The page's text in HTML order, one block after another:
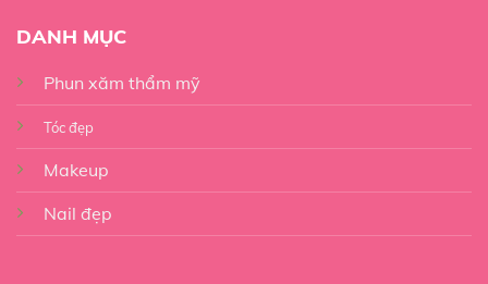
DANH MỤC
Phun xăm thẩm mỹ
Tóc đẹp
Makeup
Nail đẹp